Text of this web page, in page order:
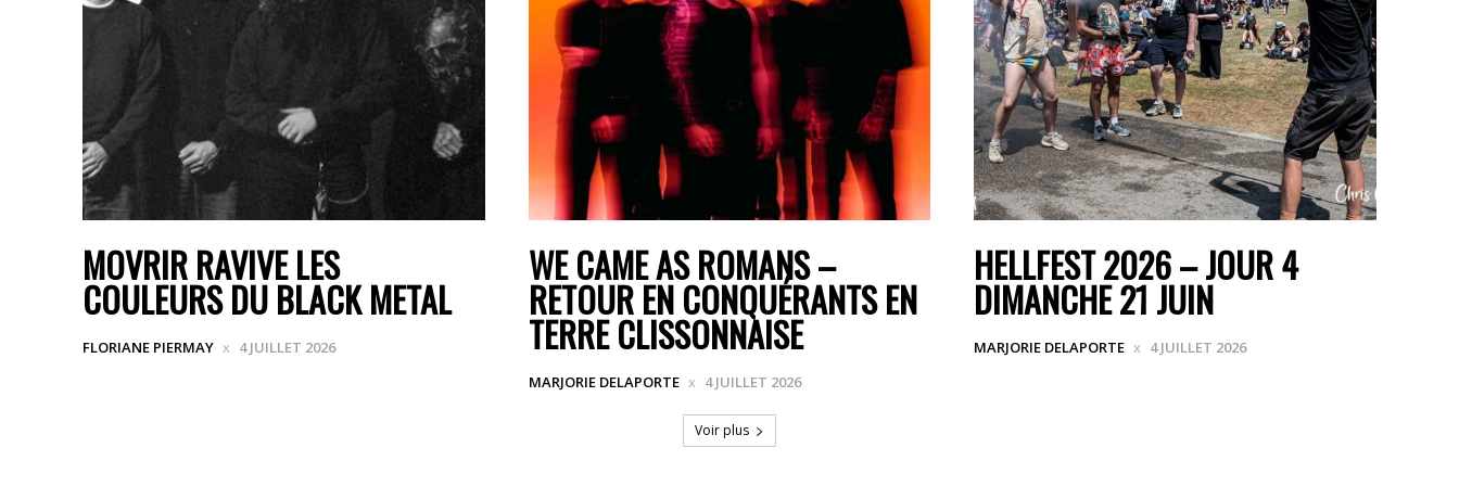
MOVRIR RAVIVE LES
COULEURS DU BLACK METAL
FLORIANE PIERMAY 4 JUILLET 2026
WE CAME AS ROMANS –
RETOUR EN CONQUÉRANTS EN
TERRE CLISSONNAISE
MARJORIE DELAPORTE 4 JUILLET 2026
HELLFEST 2026 – JOUR 4
DIMANCHE 21 JUIN
MARJORIE DELAPORTE 4 JUILLET 2026
Voir plus